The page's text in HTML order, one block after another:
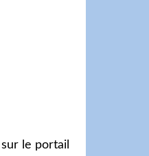
sur le portail